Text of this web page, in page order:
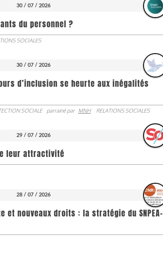
30 / 07 / 2026
du personnel ?
SOCIALES
30 / 07 / 2026
d’inclusion se heurte aux inégalités
SOCIALE parrainé par MNH RELATIONS SOCIALES
29 / 07 / 2026
leur attractivité
28 / 07 / 2026
nouveaux droits : la stratégie du SNPEA-